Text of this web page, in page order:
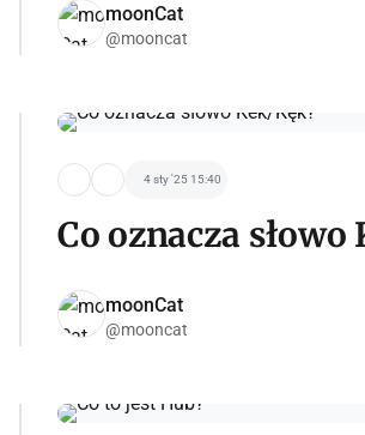
moonCat
@mooncat
4 sty '25 15:40
Co oznacza słowo
moonCat
@mooncat